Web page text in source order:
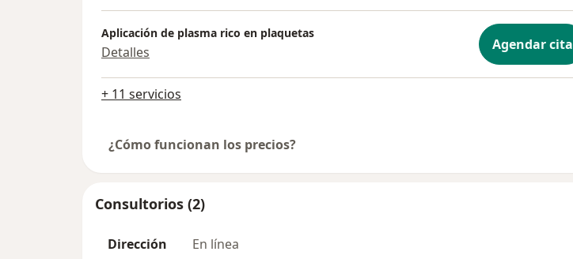
Aplicación de plasma rico en plaquetas
Detalles Agendar cita
+ 11 servicios
¿Cómo funcionan los precios?
Consultorios (2)
Dirección En línea